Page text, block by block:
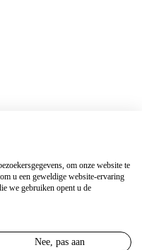
om onze website te
u een geweldige website-ervaring
we gebruiken opent u de
Nee, pas aan